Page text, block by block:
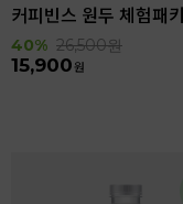
40% 26,500원
15,900원